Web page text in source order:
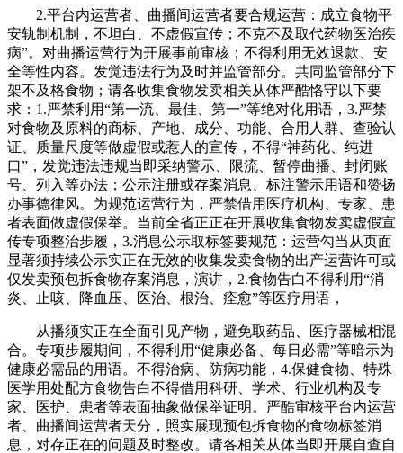
2.平台内运营者、曲播间运营者要合规运营：成立食物平
安轨制机制，不坦白、不虚假宣传；不克不及取代药物医治疾
病”。对曲播运营行为开展事前审核；不得利用无效退款、安
全等性内容。发觉违法行为及时并监管部分。共同监管部分下
架不及格食物；请各收集食物发卖相关从体严酷恪守以下要
求：1.严禁利用“第一流、最佳、第一”等绝对化用语，3.严禁
对食物及原料的商标、产地、成分、功能、合用人群、查验认
证、质量尺度等做虚假或惹人的宣传，不得“神药化、纯进
口”，发觉违法违规当即采纳警示、限流、暂停曲播、封闭账
号、列入等办法；公示注册或存案消息、标注警示用语和赞扬
办事德律风。为规范运营行为，严禁借用医疗机构、专家、患
者表面做虚假保举。当前全省正正在开展收集食物发卖虚假宣
传专项整治步履，3.消息公示取标签要规范：运营勾当从页面
显著须持续公示实正在无效的收集发卖食物的出产运营许可或
仅发卖预包拆食物存案消息，演讲，2.食物告白不得利用“消
炎、止咳、降血压、医治、根治、痊愈”等医疗用语，
从播须实正在全面引见产物，避免取药品、医疗器械相混
合。专项步履期间，不得利用“健康必备、每日必需”等暗示为
健康必需品的用语。不得治病、防病功能，4.保健食物、特殊
医学用处配方食物告白不得借用科研、学术、行业机构及专
家、医护、患者等表面抽象做保举证明。严酷审核平台内运营
者、曲播间运营者天分，照实展现预包拆食物的食物标签消
息，对存正在的问题及时整改。请各相关从体当即开展自查自